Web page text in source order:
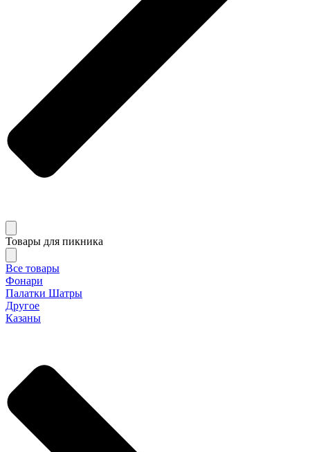
Товары для пикника
Все товары
Фонари
Палатки Шатры
Другое
Казаны